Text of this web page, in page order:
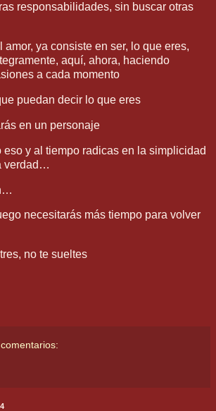
responsabilidades, sin buscar otras
amor, ya consiste en ser, lo que eres,
aquí, ahora, haciendo
a cada momento
puedan decir lo que eres
en un personaje
eso y al tiempo radicas en la simplicidad
verdad…
necesitarás más tiempo para volver
no te sueltes